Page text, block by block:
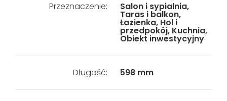
Przeznaczenie: Salon i sypialnia,
Taras i balkon,
Łazienka, Hol i
przedpokój, Kuchnia,
Obiekt inwestycyjny
Długość: 598 mm